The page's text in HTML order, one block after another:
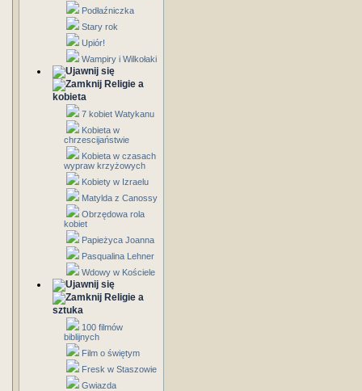
Podłaźniczka
Stary rok
Upiór!
Wampiry i Wilkołaki
Religie a
kobieta
7 kobiet Watykanu
Kobieta w
chrzescijaństwie
Kobieta w czasach
wypraw krzyżowych
Kobiety w Izraelu
Matylda z Canossy
Obrzędowa rola
kobiet
Papieżyca Joanna
Pasqualina Lehner
Wdowy w Kościele
Religie a
sztuka
100 filmów
biblijnych
Film o świętym
Fresk w Staszowie
Gwiazda